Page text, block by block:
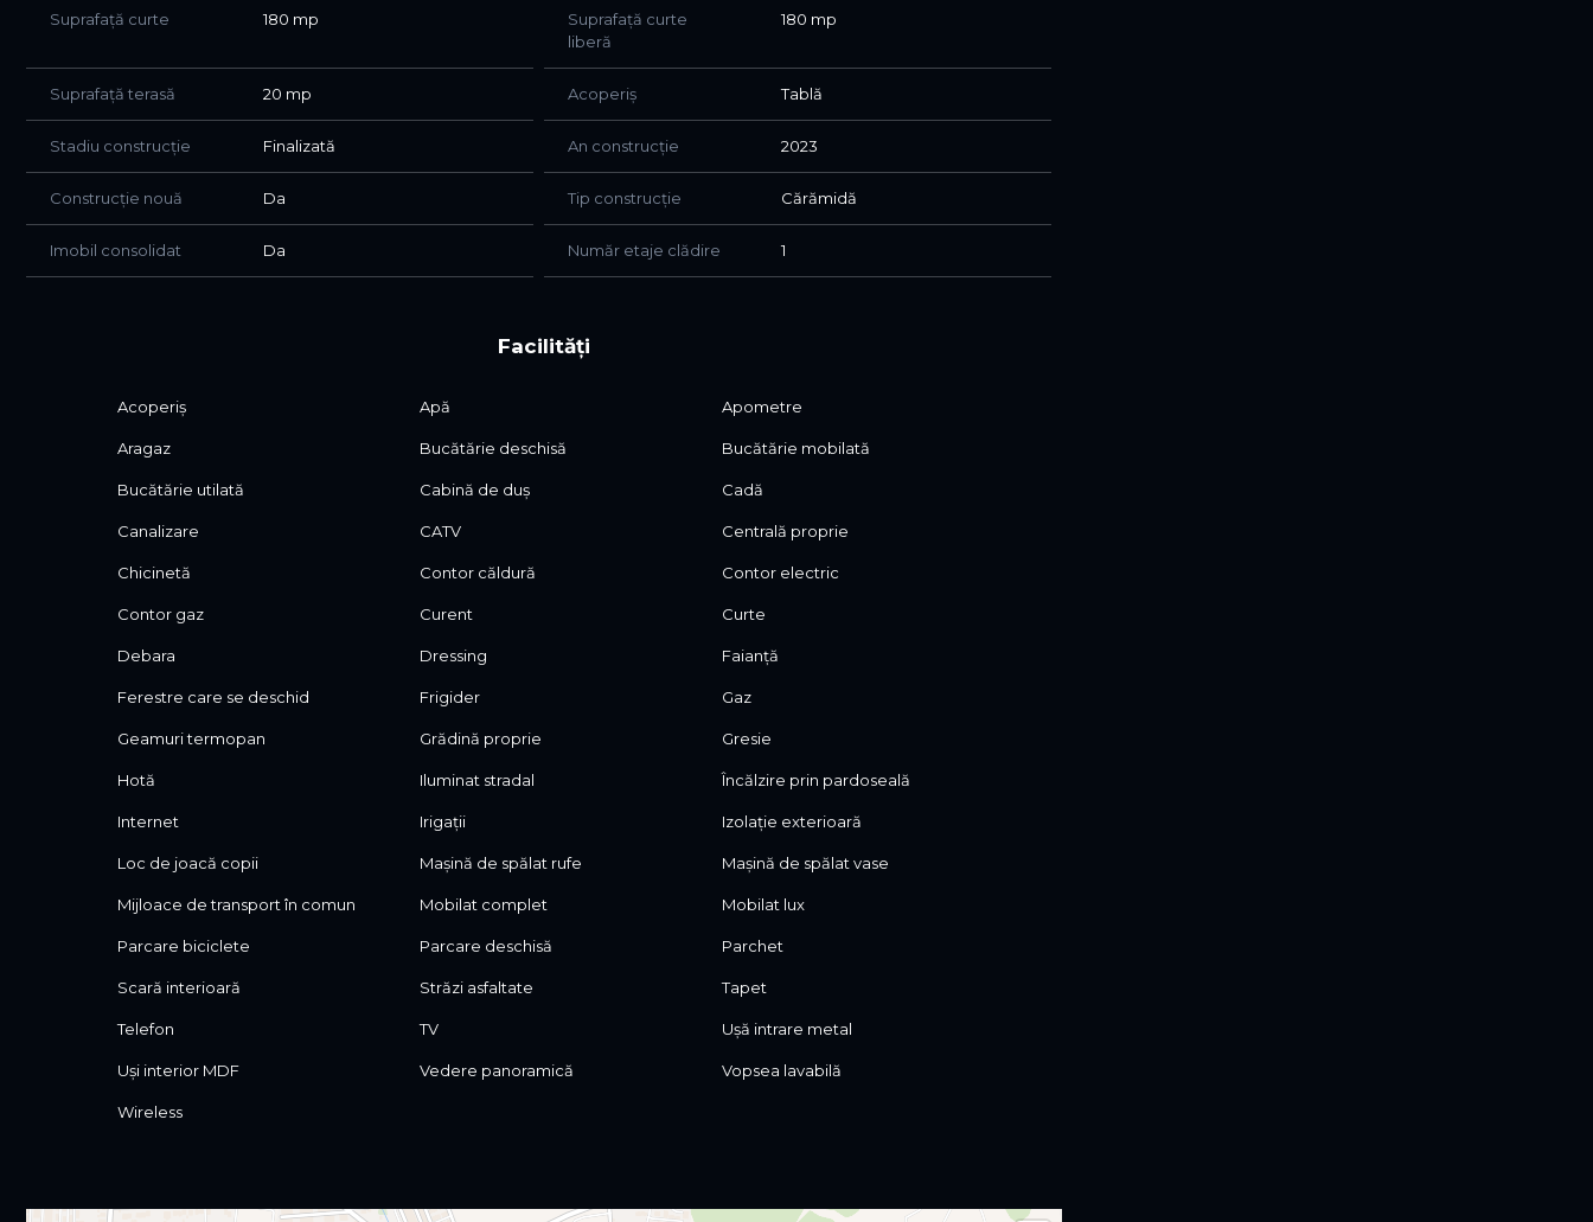
telefon afișat.
Suprafață curte 180 mp
Suprafață curte
liberă
180 mp
Suprafață terasă 20 mp Acoperiș Tablă
Stadiu construcție Finalizată An construcție 2023
Construcție nouă Da Tip construcție Cărămidă
Imobil consolidat Da Număr etaje clădire 1
Facilități
Acoperiș Apă Apometre
Aragaz Bucătărie deschisă Bucătărie mobilată
Bucătărie utilată Cabină de duș Cadă
Canalizare CATV Centrală proprie
Chicinetă Contor căldură Contor electric
Contor gaz Curent Curte
Debara Dressing Faianță
Ferestre care se deschid Frigider Gaz
Geamuri termopan Grădină proprie Gresie
Hotă Iluminat stradal Încălzire prin pardoseală
Internet Irigații Izolație exterioară
Loc de joacă copii Mașină de spălat rufe Mașină de spălat vase
Mijloace de transport în comun Mobilat complet Mobilat lux
Parcare biciclete Parcare deschisă Parchet
Scară interioară Străzi asfaltate Tapet
Telefon TV Ușă intrare metal
Uși interior MDF Vedere panoramică Vopsea lavabilă
Wireless